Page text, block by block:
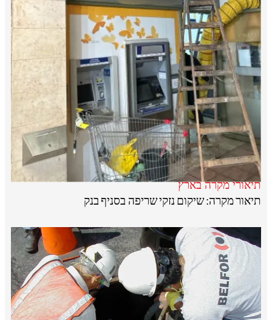
תיאורי מקרה בארץ
תיאור מקרה: שיקום נזקי שריפה בסניף בנק